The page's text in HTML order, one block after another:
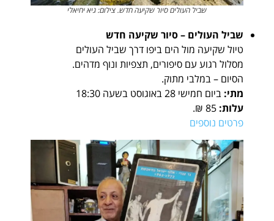
שביל העולים סיור שקיעה חדש. צילום: גיא יחיאלי
שביל העולים – סיור שקיעה חדש
טיול שקיעה מול הים ביפו דרך שביל העולים
מסלול רגוע עם סיפורים, תצפיות ונוף מדהים.
הסיום – במלבי מתוק.
מתי: ביום חמישי 28 באוגוסט בשעה 18:30
עלות:
פרטים נוספים